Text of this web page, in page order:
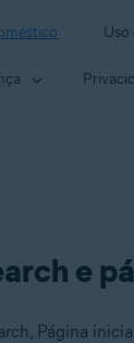
Uso
e
Página